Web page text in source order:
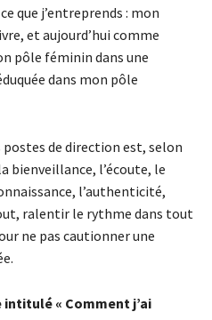
que j’entreprends : mon
et aujourd’hui comme
pôle féminin dans une
dans mon pôle
postes de direction est, selon
bienveillance, l’écoute, le
l’authenticité,
ralentir le rythme dans tout
ne pas cautionner une
intitulé « Comment j’ai